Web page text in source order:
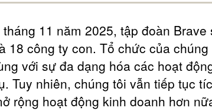
11 năm 2025, tập đoàn Brave
18 công ty con. Tổ chức của chúng
với sự đa dạng hóa các hoạt
Tuy nhiên, chúng tôi vẫn tiếp tục
rộng hoạt động kinh doanh hơn